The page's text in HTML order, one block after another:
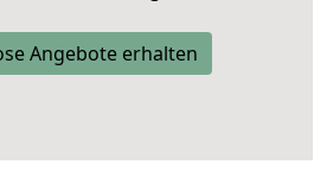
Angebote erhalten